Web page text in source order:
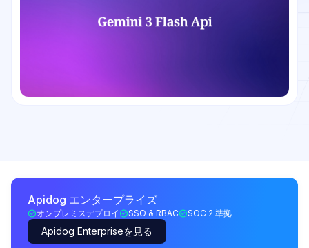
Apidog エンタープライズ
オンプレミスデプロイ SSO & RBAC SOC 2 準拠
Apidog Enterpriseを見る